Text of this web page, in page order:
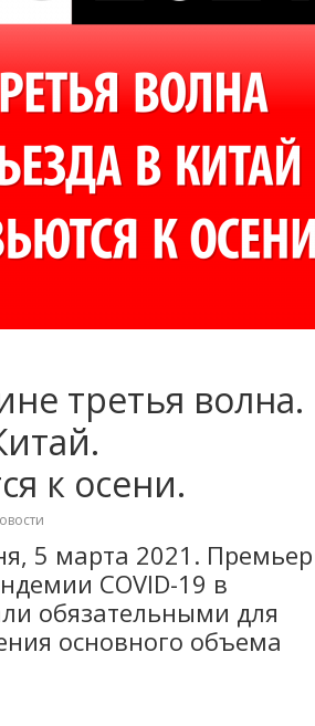
третья волна.
к осени.
5 марта 2021. Премьер
COVID-19 в
обязательными для
основного объема